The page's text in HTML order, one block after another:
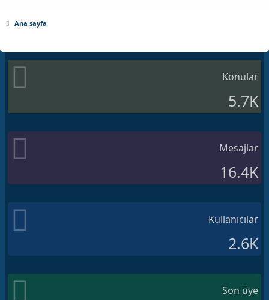
Ana sayfa
Konular
5.7K
Mesajlar
16.4K
Kullanıcılar
2.6K
Son üye